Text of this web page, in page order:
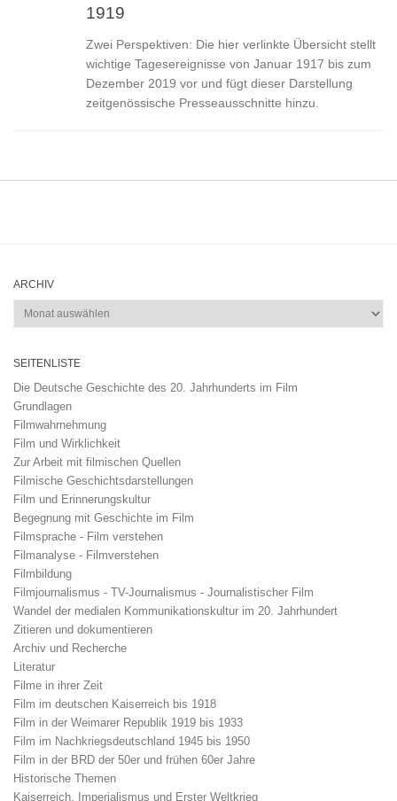
1919
Zwei Perspektiven: Die hier verlinkte Übersicht stellt
wichtige Tagesereignisse von Januar 1917 bis zum
Dezember 2019 vor und fügt dieser Darstellung
zeitgenössische Presseausschnitte hinzu.
ARCHIV
Archiv
SEITENLISTE
Die Deutsche Geschichte des 20. Jahrhunderts im Film
Grundlagen
Filmwahrnehmung
Film und Wirklichkeit
Zur Arbeit mit filmischen Quellen
Filmische Geschichtsdarstellungen
Film und Erinnerungskultur
Begegnung mit Geschichte im Film
Filmsprache - Film verstehen
Filmanalyse - Filmverstehen
Filmbildung
Filmjournalismus - TV-Journalismus - Journalistischer Film
Wandel der medialen Kommunikationskultur im 20. Jahrhundert
Zitieren und dokumentieren
Archiv und Recherche
Literatur
Filme in ihrer Zeit
Film im deutschen Kaiserreich bis 1918
Film in der Weimarer Republik 1919 bis 1933
Film im Nachkriegsdeutschland 1945 bis 1950
Film in der BRD der 50er und frühen 60er Jahre
Historische Themen
Kaiserreich, Imperialismus und Erster Weltkrieg